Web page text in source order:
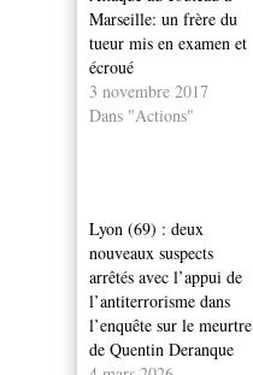
Marseille: un frère du
tueur mis en examen et
écroué
3 novembre 2017
Dans "Actions"
Lyon (69) : deux
nouveaux suspects
arrêtés avec l’appui de
l’antiterrorisme dans
l’enquête sur le meurtre
de Quentin Deranque